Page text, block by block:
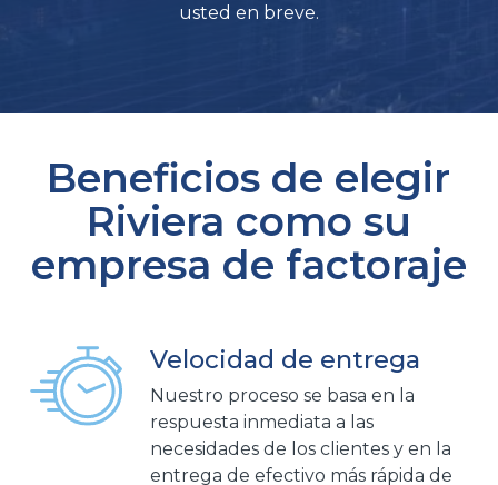
usted en breve.
Beneficios de elegir
Riviera como su
empresa de factoraje
Velocidad de entrega
Nuestro proceso se basa en la
respuesta inmediata a las
necesidades de los clientes y en la
entrega de efectivo más rápida de